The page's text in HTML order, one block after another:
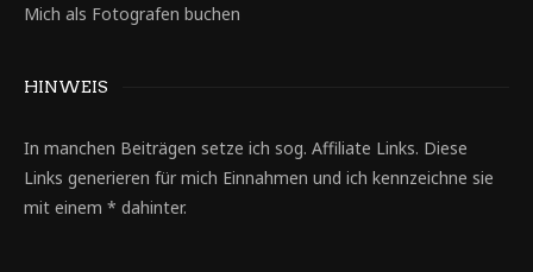
Mich als Fotografen buchen
HINWEIS
In manchen Beiträgen setze ich sog. Affiliate Links. Diese
Links generieren für mich Einnahmen und ich kennzeichne sie
mit einem * dahinter.